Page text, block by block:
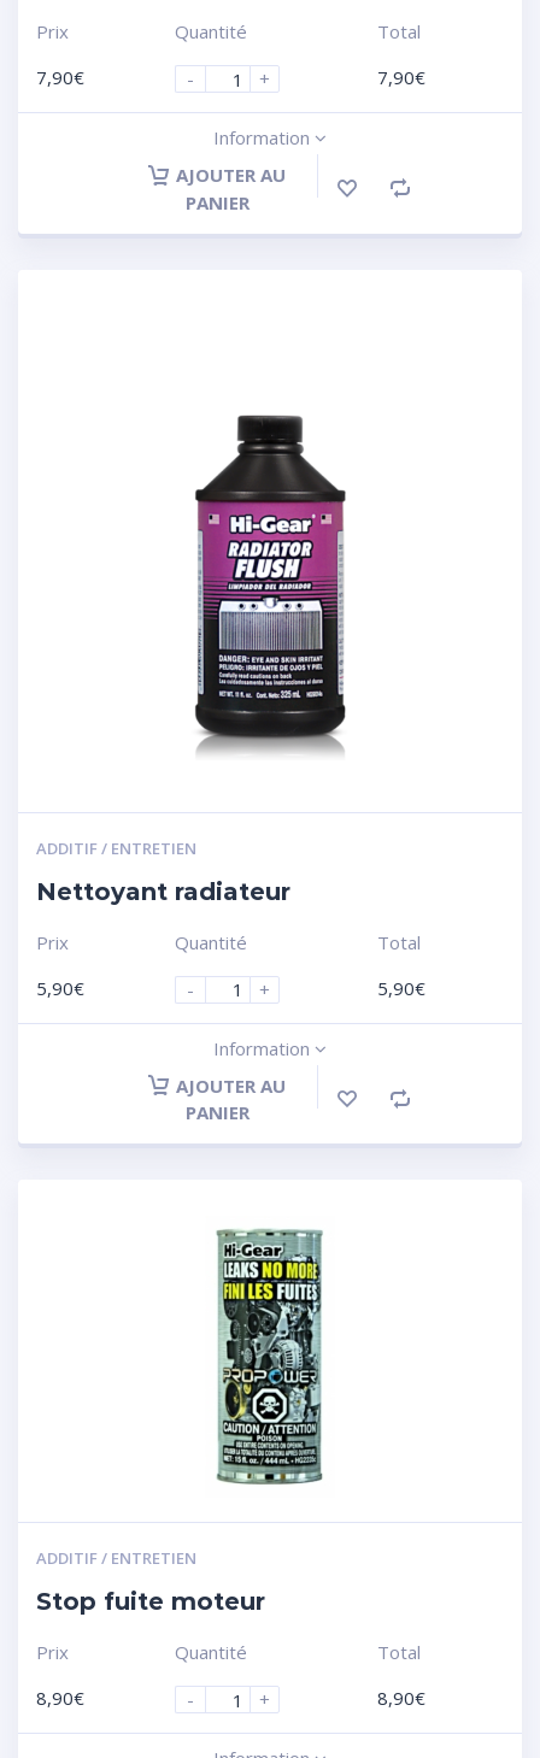
Prix
7,90€
Quantité
-
+
Total
7,90€
Information
AJOUTER AU
PANIER
ADDITIF / ENTRETIEN
Nettoyant radiateur
Prix
5,90€
Quantité
-
+
Total
5,90€
Information
AJOUTER AU
PANIER
ADDITIF / ENTRETIEN
Stop fuite moteur
Prix
8,90€
Quantité
-
+
Total
8,90€